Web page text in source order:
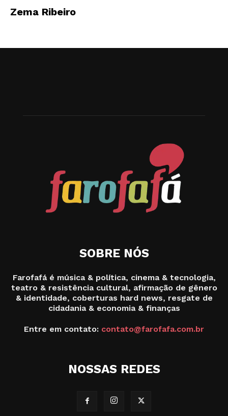
Zema Ribeiro
SOBRE NÓS
Farofafá é música & política, cinema & tecnologia,
teatro & resistência cultural, afirmação de gênero
& identidade, coberturas hard news, resgate de
cidadania & economia & finanças
Entre em contato: contato@farofafa.com.br
NOSSAS REDES